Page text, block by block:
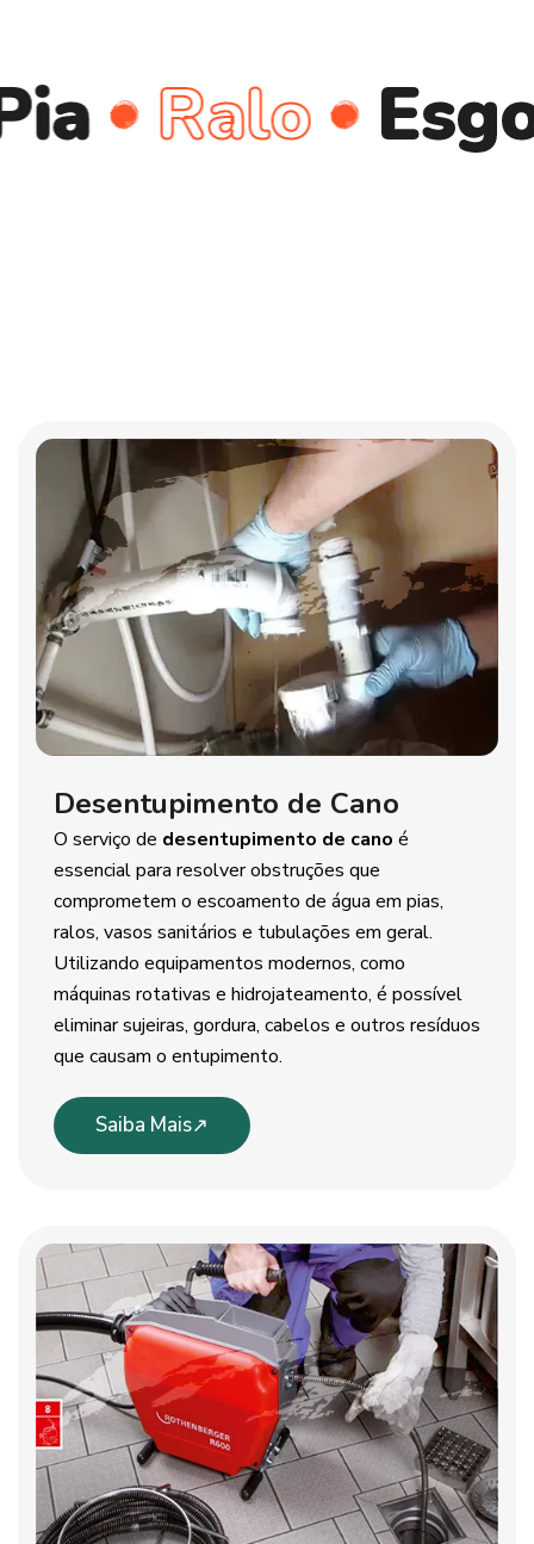
Esgoto
Desentupimento de Cano
O serviço de desentupimento de cano é
essencial para resolver obstruções que
comprometem o escoamento de água em pias,
ralos, vasos sanitários e tubulações em geral.
Utilizando equipamentos modernos, como
máquinas rotativas e hidrojateamento, é possível
eliminar sujeiras, gordura, cabelos e outros resíduos
que causam o entupimento.
Saiba Mais